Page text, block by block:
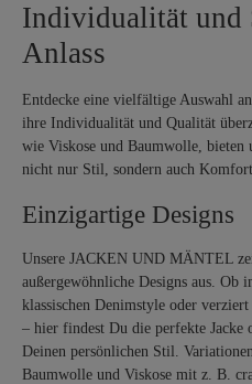
Individualität und
Anlass
Entdecke eine vielfältige Auswahl
ihre Individualität und Qualität
wie Viskose und Baumwolle,
nicht nur Stil, sondern auch
Einzigartige Designs
Unsere JACKEN UND MÄNTEL
außergewöhnliche Designs aus.
klassischen Denimstyle oder
– hier findest Du die perfekte Jacke
Deinen persönlichen Stil.
Baumwolle und Viskose mit z. B.